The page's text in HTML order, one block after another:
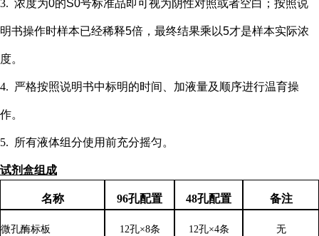
3. 浓度为0的S0号标准品即可视为阴性对照或者空白；按照说
明书操作时样本已经稀释5倍，最终结果乘以5才是样本实际浓
度。
4. 严格按照说明书中标明的时间、加液量及顺序进行温育操
作。
5. 所有液体组分使用前充分摇匀。
试剂盒组成
名称 96孔配置 48孔配置 备注
微孔酶标板 12孔×8条 12孔×4条 无